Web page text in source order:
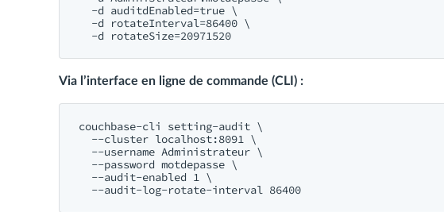
  -d auditdEnabled=true \
  -d rotateInterval=86400 \
Via l’interface en ligne de commande (CLI) :
couchbase-cli setting-audit \
  --cluster localhost:8091 \
  --username Administrateur \
  --password motdepasse \
  --audit-enabled 1 \